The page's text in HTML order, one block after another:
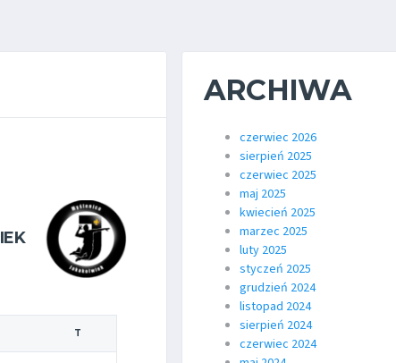
T
ARCHIWA
czerwiec 2026
sierpień 2025
czerwiec 2025
maj 2025
kwiecień 2025
marzec 2025
luty 2025
styczeń 2025
grudzień 2024
listopad 2024
sierpień 2024
czerwiec 2024